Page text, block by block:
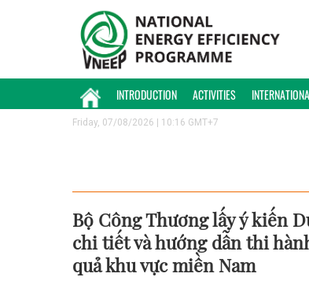
INTRODUCTION ACTIVITIES
Friday, 07/08/2026 | 10:16 GMT+7
Bộ Công Thương lấy ý kiến
chi tiết và hướng dẫn thi
quả khu vực miền Nam